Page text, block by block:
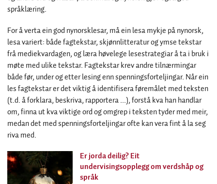
språklæring.
For å verta ein god nynorsklesar, må ein lesa mykje på nynorsk,
lesa variert: både fagtekstar, skjønnlitteratur og ymse tekstar
frå mediekvardagen, og læra høvelege lesestrategiar å ta i bruk i
møte med ulike tekstar. Fagtekstar krev andre tilnærmingar
både før, under og etter lesing enn spenningsforteljingar. Når ein
les fagtekstar er det viktig å identifisera føremålet med teksten
(t.d. å forklara, beskriva, rapportera ...), forstå kva han handlar
om, finna ut kva viktige ord og omgrep i teksten tyder med meir,
medan det med spenningsforteljingar ofte kan vera fint å la seg
riva med.
Er jorda deilig? Eit
undervisingsopplegg om verdshåp og
språk